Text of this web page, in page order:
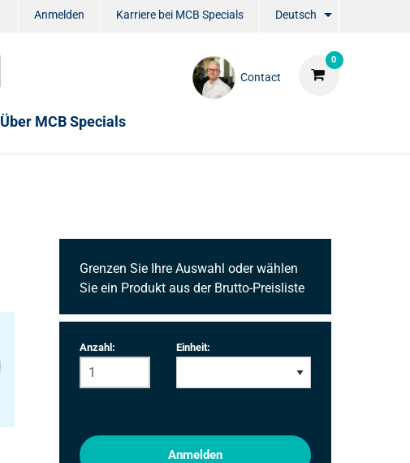
Anmelden Karriere bei MCB Specials Deutsch
0
Contact
Über MCB Specials
Grenzen Sie Ihre Auswahl oder wählen
Sie ein Produkt aus der Brutto-Preisliste
Anzahl: Einheit:
Anmelden